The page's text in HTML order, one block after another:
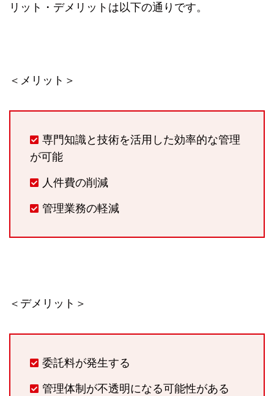
リット・デメリットは以下の通りです。
＜メリット＞
専門知識と技術を活用した効率的な管理
が可能
人件費の削減
管理業務の軽減
＜デメリット＞
委託料が発生する
管理体制が不透明になる可能性がある